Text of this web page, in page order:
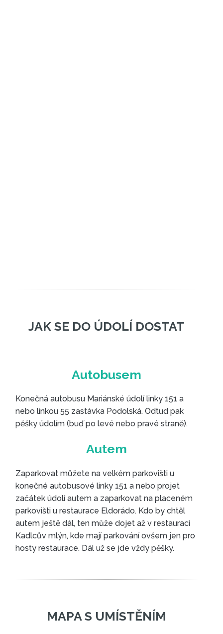
JAK SE DO ÚDOLÍ DOSTAT
Konečná autobusu Mariánské údolí linky 151 a
nebo linkou 55 zastávka Podolská. Odtud pak
pěšky údolím (buď po levé nebo pravé straně).
Zaparkovat můžete na velkém parkovišti u
konečné autobusové linky 151 a nebo projet
začátek údolí autem a zaparkovat na placeném
parkovišti u restaurace Eldorádo. Kdo by chtěl
autem ještě dál, ten může dojet až v restauraci
Kadlcův mlýn, kde mají parkování ovšem jen pro
hosty restaurace. Dál už se jde vždy pěšky.